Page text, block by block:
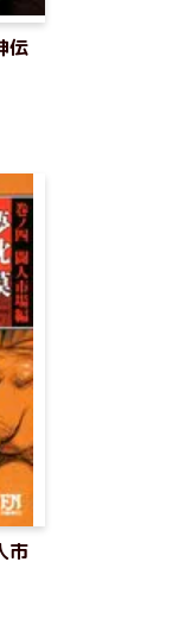
伝
市